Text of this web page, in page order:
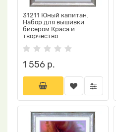
31211 Юный капитан.
Набор для вышивки
бисером Краса и
творчество
1 556 р.